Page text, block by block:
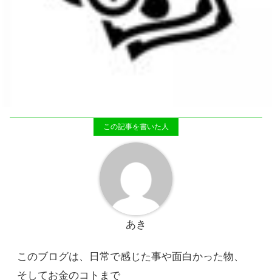
あき
このブログは、日常で感じた事や面白かった物、
そしてお金のコトまで